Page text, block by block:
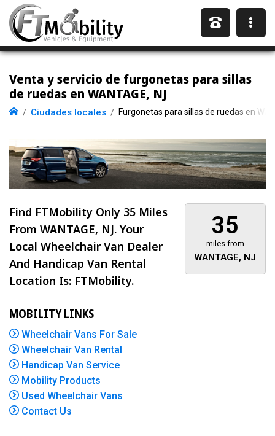
Venta y servicio de furgonetas para sillas
de ruedas en WANTAGE, NJ
Ciudades locales Furgonetas para sillas de ruedas en
35
miles from
WANTAGE, NJ
Find FTMobility Only 35 Miles
From WANTAGE, NJ. Your
Local Wheelchair Van Dealer
And Handicap Van Rental
Location Is: FTMobility.
MOBILITY LINKS
Wheelchair Vans For Sale
Wheelchair Van Rental
Handicap Van Service
Mobility Products
Used Wheelchair Vans
Contact Us